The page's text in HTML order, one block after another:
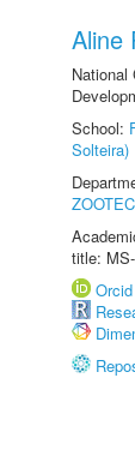
Aline
National
School:
Solteira)
title:
Orcid